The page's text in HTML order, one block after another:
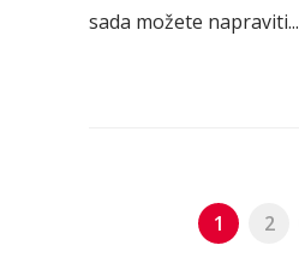
sada možete napraviti...
1 2